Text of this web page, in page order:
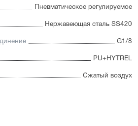
Пневматическое регулируемое
Нержавеющая сталь SS420
G1/8
PU+HYTREL
Сжатый воздух